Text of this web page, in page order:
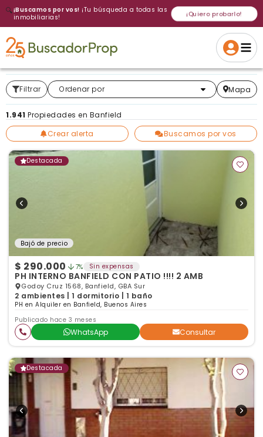
🔍¡Buscamos por vos! ¡Tu búsqueda a todas las
inmobiliarias!
¡Quiero probarlo!
Cancelar Si, eliminar
Gracias
Volver a intentar
Volver a intentarlo
Crear alerta
¡Si, enviar a todos!
Filtrar Ordenar por
Más relevantes Mapa
1.941 Propiedades en Banfield
Crear alerta
Buscamos por vos
Destacada
Bajó de precio
$ 290.000 7% Sin expensas
PH INTERNO BANFIELD CON PATIO !!!! 2 AMB
Godoy Cruz 1568, Banfield, GBA Sur
2 ambientes | 1 dormitorio | 1 baño
PH en Alquiler en Banfield, Buenos Aires
Publicado hace 3 meses
WhatsApp Consultar
Destacada